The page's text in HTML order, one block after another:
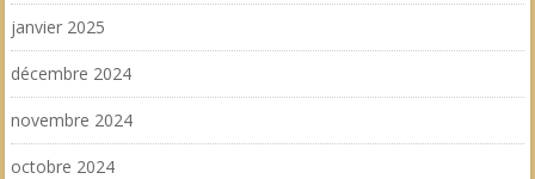
janvier 2025
décembre 2024
novembre 2024
octobre 2024